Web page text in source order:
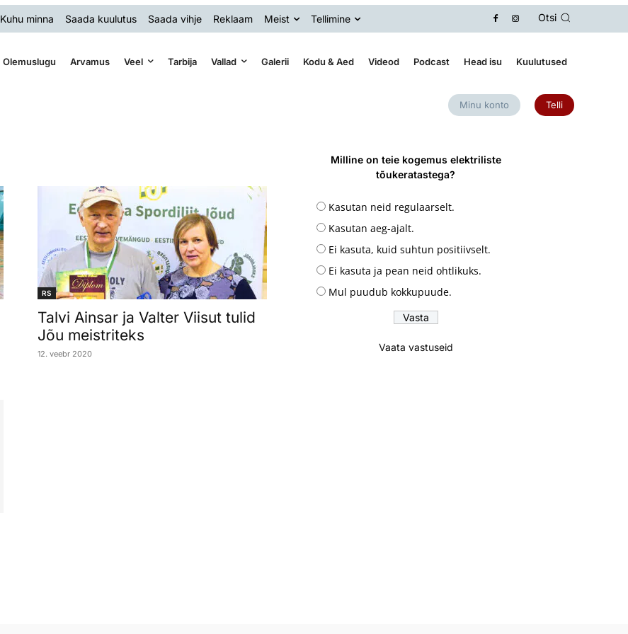
Kuhu minna Saada kuulutus Saada vihje Reklaam Meist Tellimine Otsi
Olemuslugu Arvamus Veel Tarbija Vallad Galerii Kodu & Aed Videod Podcast Head isu Kuulutused
Minu konto Telli
RS
Talvi Ainsar ja Valter Viisut tulid
Jõu meistriteks
12. veebr 2020
Milline on teie kogemus elektriliste
tõukeratastega?
Kasutan neid regulaarselt.
Kasutan aeg-ajalt.
Ei kasuta, kuid suhtun positiivselt.
Ei kasuta ja pean neid ohtlikuks.
Mul puudub kokkupuude.
Vaata vastuseid